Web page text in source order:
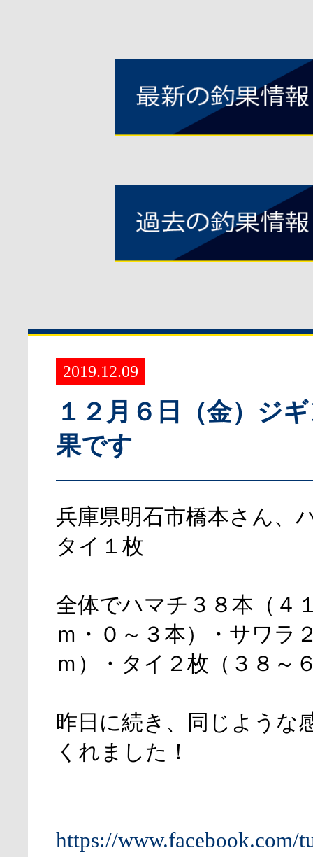
2019.12.09
１２月６日（金）ジ
果です
兵庫県明石市橋本さん、
タイ１枚
全体でハマチ３８本（４
ｍ・０～３本）・サワラ
ｍ）・タイ２枚（３８～
昨日に続き、同じような
くれました！
https://www.facebook.com/